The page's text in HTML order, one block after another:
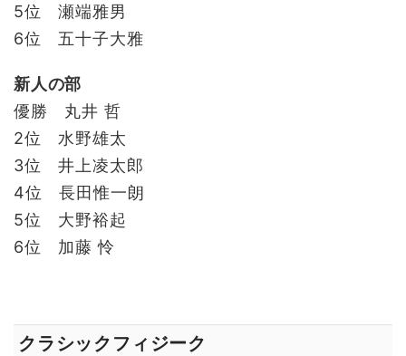
5位 瀬端雅男
6位 五十子大雅
新人の部
優勝 丸井 哲
2位 水野雄太
3位 井上凌太郎
4位 長田惟一朗
5位 大野裕起
6位 加藤 怜
クラシックフィジーク